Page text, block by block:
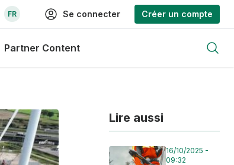
FR Se connecter Créer un compte
Partner Content
Lire aussi
16/10/2025 -
09:32